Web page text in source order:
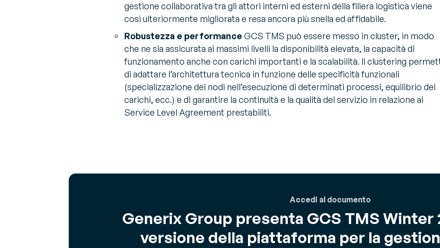
gestione collaborativa tra gli attori interni ed esterni della filiera logistica viene
così ulteriormente migliorata e resa ancora più snella ed affidabile.
Robustezza e performanceGCS TMS può essere messo in cluster, in modo
che ne sia assicurata ai massimi livelli la disponibilità elevata, la capacità di
funzionamento anche con carichi importanti e la scalabilità. Il clustering
di adattare l’architettura tecnica in funzione delle specificità funzionali
(specializzazione dei nodi nell’esecuzione di determinati processi, equilibrio dei
carichi, ecc.) e di garantire la continuità e la qualità del servizio in relazione ai
Service Level Agreement prestabiliti.
Accedi al documento
Generix Group presenta GCS TMS Winter
versione della piattaforma per la